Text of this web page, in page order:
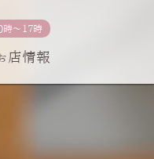
時〜17時
店情報